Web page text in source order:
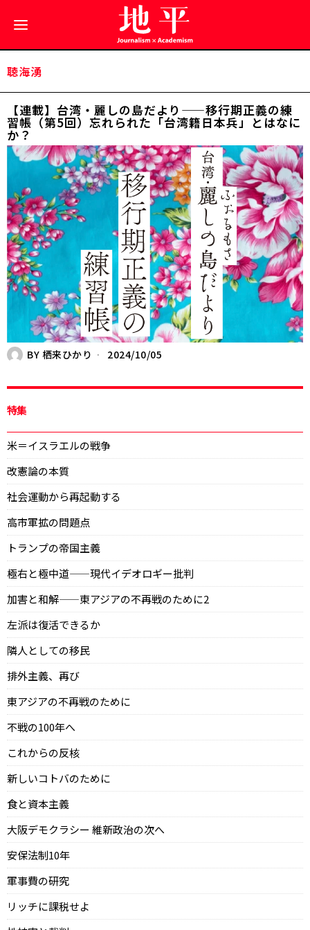
聴海湧
【連載】台湾・麗しの島だより——移行期正義の練
習帳（第5回）忘れられた「台湾籍日本兵」とはなに
か？
BY 栖来ひかり 2024/10/05
特集
米＝イスラエルの戦争
改憲論の本質
社会運動から再起動する
高市軍拡の問題点
トランプの帝国主義
極右と極中道——現代イデオロギー批判
加害と和解——東アジアの不再戦のために2
左派は復活できるか
隣人としての移民
排外主義、再び
東アジアの不再戦のために
不戦の100年へ
これからの反核
新しいコトバのために
食と資本主義
大阪デモクラシー 維新政治の次へ
安保法制10年
軍事費の研究
リッチに課税せよ